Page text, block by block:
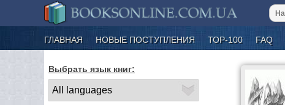
ГЛАВНАЯ НОВЫЕ ПОСТУПЛЕНИЯ ТОР-100 FAQ
Выбрать язык книг: